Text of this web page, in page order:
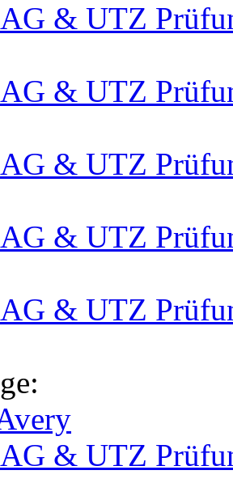
& UTZ
& UTZ
& UTZ
& UTZ
& UTZ
& UTZ